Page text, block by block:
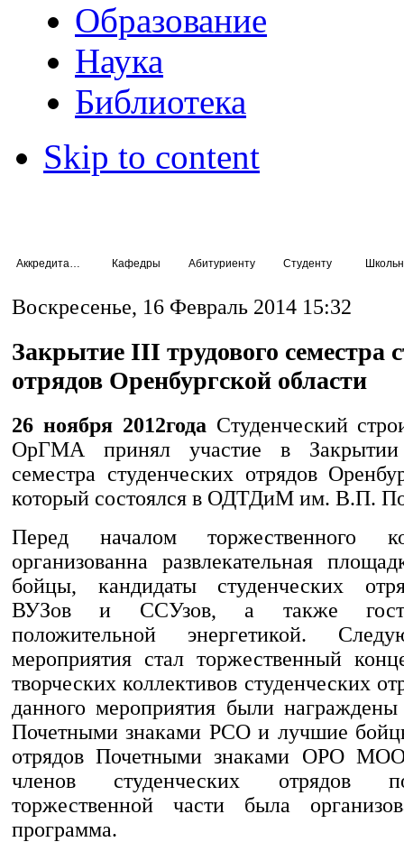
Образование
Наука
Библиотека
Skip to content
Кафедры Абитуриенту Студенту
Воскресенье, 16 Февраль 2014 15:32
Закрытие III трудового семестра
отрядов Оренбургской области
26 ноября 2012года Студенческий
ОрГМА принял участие в Закрытии
семестра студенческих отрядов
который состоялся в ОДТДиМ им. В.П.
Перед началом торжественного
организованна развлекательная
бойцы, кандидаты студенческих
ВУЗов и ССУзов, а также гости
положительной энергетикой.
мероприятия стал торжественный
творческих коллективов студенческих
данного мероприятия были
Почетными знаками РСО и лучшие
отрядов Почетными знаками ОРО
членов студенческих отрядов
торжественной части была
программа.